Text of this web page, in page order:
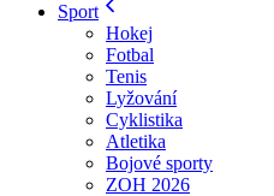
Sport
Hokej
Fotbal
Tenis
Lyžování
Cyklistika
Atletika
Bojové sporty
ZOH 2026